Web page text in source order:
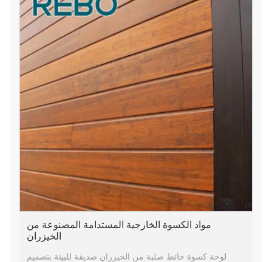
مواد الكسوة الخارجية المستدامة المصنوعة من
الخيزران
لوحة كسوة حائط صلبة من الخيزران صديقة للبيئة بتصميم